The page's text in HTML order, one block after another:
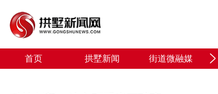
首页 拱墅新闻 街道微融媒